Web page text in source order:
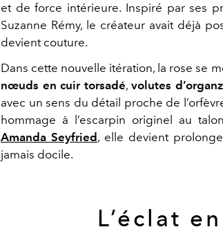
et de force intérieure. Inspiré par ses
Suzanne Rémy, le créateur avait déjà
devient couture.
Dans cette nouvelle itération, la rose se
nœuds en cuir torsadé,volutes
avec un sens du détail proche de
hommage à l’escarpin originel au
Amanda Seyfried , elle devient
jamais docile.
L’éclat